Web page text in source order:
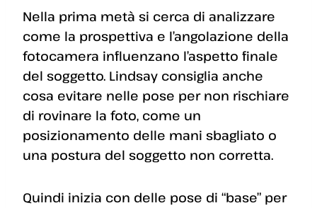
Nella prima metà si cerca di analizzare
come la prospettiva e l’angolazione della
fotocamera influenzano l’aspetto finale
del soggetto. Lindsay consiglia anche
cosa evitare nelle pose per non rischiare
di rovinare la foto, come un
posizionamento delle mani sbagliato o
una postura del soggetto non corretta.
Quindi inizia con delle pose di “base” per